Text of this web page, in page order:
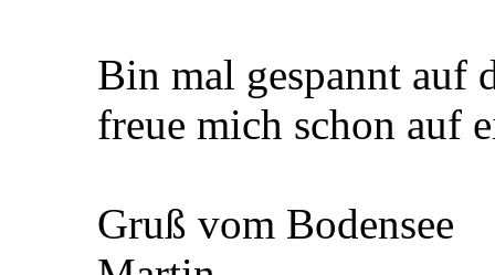
Bin mal gespannt auf
freue mich schon auf
Gruß vom Bodensee